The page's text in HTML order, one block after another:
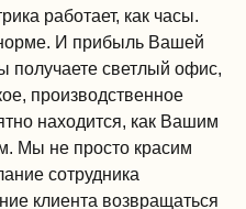
работает, как часы.
И прибыль Вашей
получаете светлый офис,
производственное
находится, как Вашим
Мы не просто красим
сотрудника
клиента возвращаться